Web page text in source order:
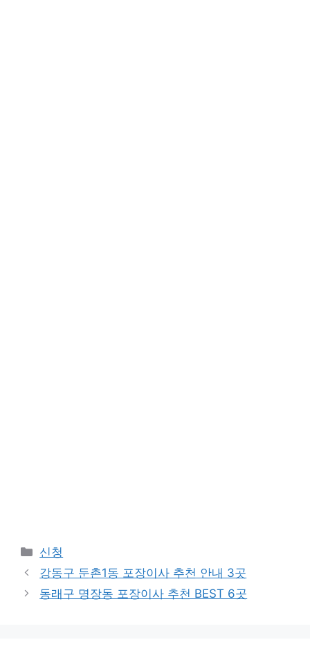
Categories
신청
강동구 둔촌1동 포장이사 추천 안내 3곳
동래구 명장동 포장이사 추천 BEST 6곳